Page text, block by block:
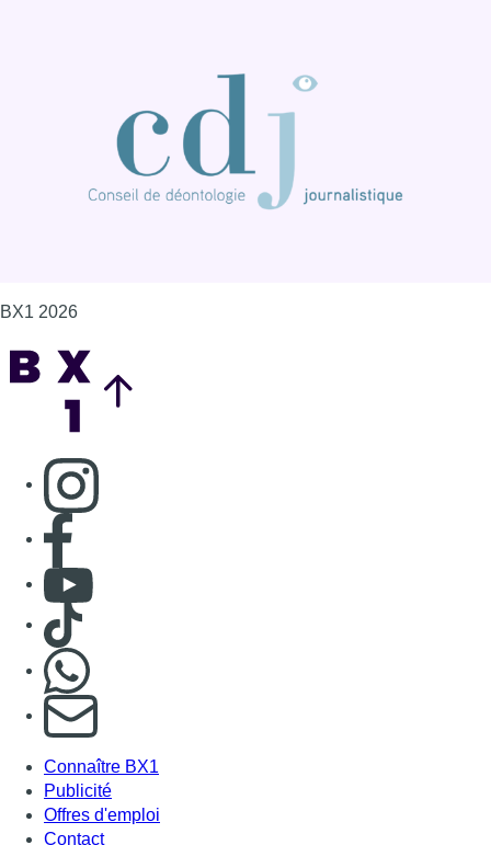
BX1 2026
Consulter page Instagram
Consulter page Facebook
Consulter Youtube
Consulter TikTok
S'abonner à notre newsletter
Connaître BX1
Publicité
Offres d'emploi
Contact